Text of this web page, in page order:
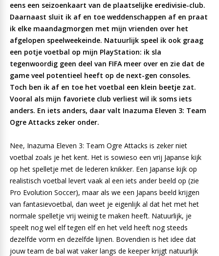
eens een seizoenkaart van de plaatselijke eredivisie-club.
Daarnaast sluit ik af en toe weddenschappen af en praat
ik elke maandagmorgen met mijn vrienden over het
afgelopen speelweekeinde. Natuurlijk speel ik ook graag
een potje voetbal op mijn PlayStation: ik sla
tegenwoordig geen deel van FIFA meer over en zie dat de
game veel potentieel heeft op de next-gen consoles.
Toch ben ik af en toe het voetbal een klein beetje zat.
Vooral als mijn favoriete club verliest wil ik soms iets
anders. En iets anders, daar valt Inazuma Eleven 3: Team
Ogre Attacks zeker onder.
Nee, Inazuma Eleven 3: Team Ogre Attacks is zeker niet
voetbal zoals je het kent. Het is sowieso een vrij Japanse kijk
op het spelletje met de lederen knikker. Een Japanse kijk op
realistisch voetbal levert vaak al een iets ander beeld op (zie
Pro Evolution Soccer), maar als we een Japans beeld krijgen
van fantasievoetbal, dan weet je eigenlijk al dat het met het
normale spelletje vrij weinig te maken heeft. Natuurlijk, je
speelt nog wel elf tegen elf en het veld heeft nog steeds
dezelfde vorm en dezelfde lijnen. Bovendien is het idee dat
jouw team de bal wat vaker langs de keeper krijgt natuurlijk